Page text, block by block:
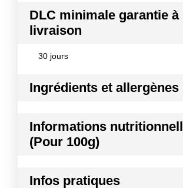
DLC minimale garantie à
livraison
30 jours
Ingrédients et allergènes
Lait écrémé en poudre
Allergènes :
Informations
(Pour 100g)
Infos pratiques